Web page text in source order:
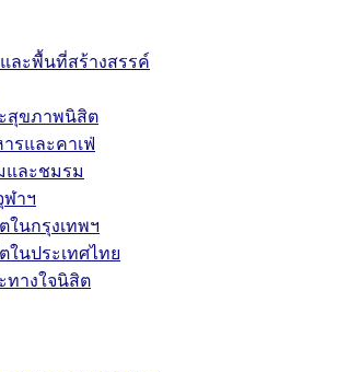
ละพื้นที่สร้างสรรค์
สุขภาพนิสิต
รและคาเฟ่
และชมรม
ฬาฯ
ในกรุงเทพฯ
ในประเทศไทย
ทางใจนิสิต